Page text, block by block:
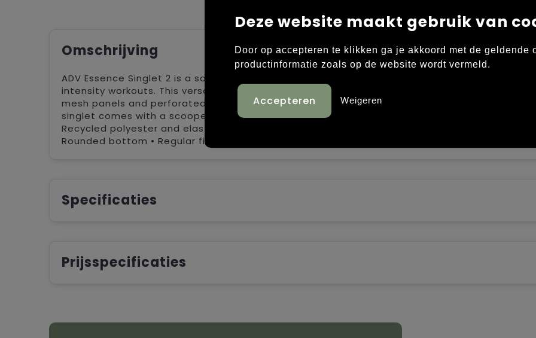
Omschrijving
ADV Essence Singlet 2 is a soft and functional training singlet designed for most types of high-
intensity workouts. This versatile singlet is made of recycled polyester and elastane and
mesh panels and perforated details for enhanced ventilation. In addition, this advanced
singlet comes with a scooped racerback design for optimal comfort and freedom of
Recycled polyester and elastane • Mesh panels and perforated details • Scooped racerback
Rounded bottom • Regular fit
Specificaties
Prijsspecificaties
Deze website maakt gebruik van
Door op accepteren te klikken ga je akkoord met de geldende
productinformatie zoals op de website wordt vermeld.
Weigeren